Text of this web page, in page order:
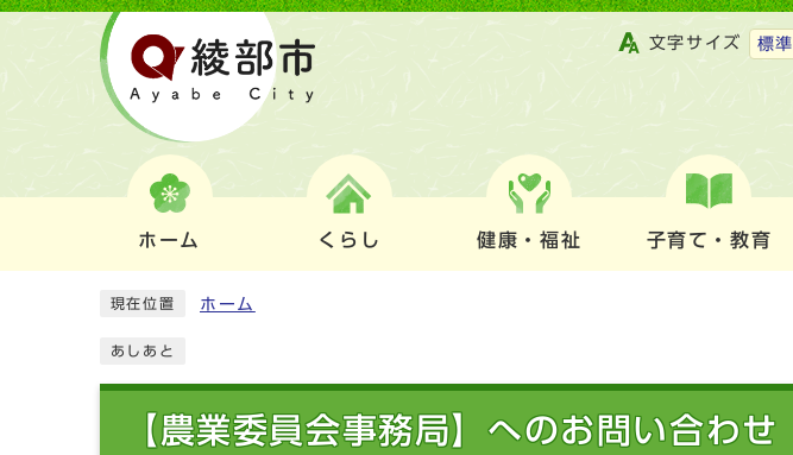
文字サイズ 標準
ホーム くらし 健康・福祉 子育て・教育
現在位置 ホーム
あしあと
【農業委員会事務局】へのお問い合わせ